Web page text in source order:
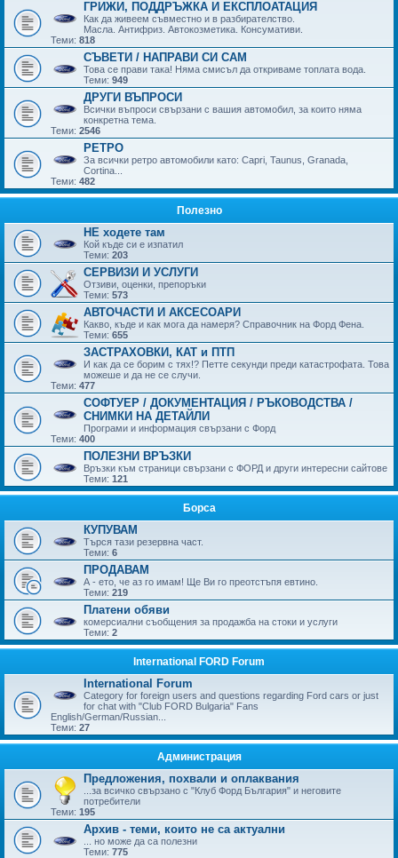
ГРИЖИ, ПОДДРЪЖКА И ЕКСПЛОАТАЦИЯ
Как да живеем съвместно и в разбирателство.
Масла. Антифриз. Автокозметика. Консумативи.
Теми: 818
СЪВЕТИ / НАПРАВИ СИ САМ
Това се прави така! Няма смисъл да откриваме топлата вода.
Теми: 949
ДРУГИ ВЪПРОСИ
Всички въпроси свързани с вашия автомобил, за които няма
конкретна тема.
Теми: 2546
РЕТРО
За всички ретро автомобили като: Capri, Taunus, Granada,
Cortina...
Теми: 482
Полезно
НЕ ходете там
Кой къде си е изпатил
Теми: 203
СЕРВИЗИ И УСЛУГИ
Отзиви, оценки, препоръки
Теми: 573
АВТОЧАСТИ И АКСЕСОАРИ
Какво, къде и как мога да намеря? Справочник на Форд Фена.
Теми: 655
ЗАСТРАХОВКИ, КАТ и ПТП
И как да се борим с тях!? Петте секунди преди катастрофата. Това
можеше и да не се случи.
Теми: 477
СОФТУЕР / ДОКУМЕНТАЦИЯ / РЪКОВОДСТВА /
СНИМКИ НА ДЕТАЙЛИ
Програми и информация свързани с Форд
Теми: 400
ПОЛЕЗНИ ВРЪЗКИ
Връзки към страници свързани с ФОРД и други интересни сайтове
Теми: 121
Борса
КУПУВАМ
Търся тази резервна част.
Теми: 6
ПРОДАВАМ
А - ето, че аз го имам! Ще Ви го преотстъпя евтино.
Теми: 219
Платени обяви
комерсиални съобщения за продажба на стоки и услуги
Теми: 2
International FORD Forum
International Forum
Category for foreign users and questions regarding Ford cars or just
for chat with "Club FORD Bulgaria" Fans
English/German/Russian...
Теми: 27
Администрация
Предложения, похвали и оплаквания
...за всичко свързано с "Клуб Форд България" и неговите
потребители
Теми: 195
Архив - теми, които не са актуални
... но може да са полезни
Теми: 775